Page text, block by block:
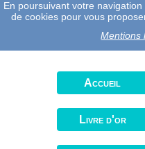
En poursuivant votre
de cookies pour vous
Mentions
Accueil
Livre d'or